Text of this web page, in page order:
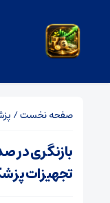
صفحه نخست/
بازنگری در
تجهیزات